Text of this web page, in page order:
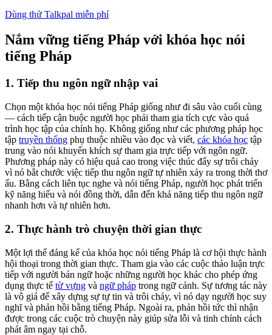
Dùng thử Talkpal miễn phí
Nắm vững tiếng Pháp với khóa học nói
tiếng Pháp
1. Tiếp thu ngôn ngữ nhập vai
Chọn một khóa học nói tiếng Pháp giống như đi sâu vào cuối cùng
— cách tiếp cận buộc người học phải tham gia tích cực vào quá
trình học tập của chính họ. Không giống như các phương pháp học
tập truyền thống phụ thuộc nhiều vào đọc và viết, các khóa học tập
trung vào nói khuyến khích sự tham gia trực tiếp với ngôn ngữ.
Phương pháp này có hiệu quả cao trong việc thúc đẩy sự trôi chảy
vì nó bắt chước việc tiếp thu ngôn ngữ tự nhiên xảy ra trong thời thơ
ấu. Bằng cách liên tục nghe và nói tiếng Pháp, người học phát triển
kỹ năng hiểu và nói đồng thời, dẫn đến khả năng tiếp thu ngôn ngữ
nhanh hơn và tự nhiên hơn.
2. Thực hành trò chuyện thời gian thực
Một lợi thế đáng kể của khóa học nói tiếng Pháp là cơ hội thực hành
hội thoại trong thời gian thực. Tham gia vào các cuộc thảo luận trực
tiếp với người bản ngữ hoặc những người học khác cho phép ứng
dụng thực tế từ vựng và ngữ pháp trong ngữ cảnh. Sự tương tác này
là vô giá để xây dựng sự tự tin và trôi chảy, vì nó dạy người học suy
nghĩ và phản hồi bằng tiếng Pháp. Ngoài ra, phản hồi tức thì nhận
được trong các cuộc trò chuyện này giúp sửa lỗi và tinh chỉnh cách
phát âm ngay tại chỗ.